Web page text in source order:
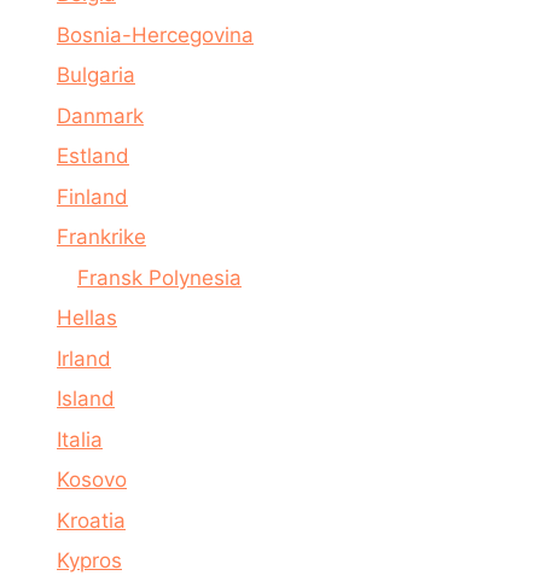
Bosnia-Hercegovina
Bulgaria
Danmark
Estland
Finland
Frankrike
Fransk Polynesia
Hellas
Irland
Island
Italia
Kosovo
Kroatia
Kypros